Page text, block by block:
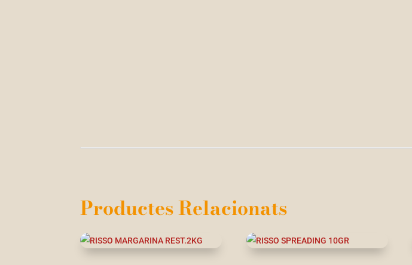
Productes Relacionats